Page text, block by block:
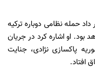
حمله نظامی دوباره ترکیه
بود. او اشاره کرد در جریان
کردهای سوریه پاکسازی نژادی، جنایت
افتاد.